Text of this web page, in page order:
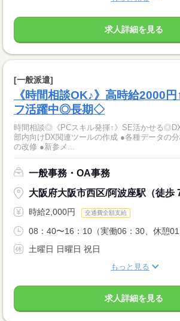
求人詳細を見る
[一般派遣]
《時間相談OK♪》高時給2000
フ活躍中◎長期◇
時間相談◎《PCスキル発揮↑》SE活かせる
部内向けDX関連ツールの作成 ●各種データの
の改修 ●新参メ...
一般事務・OA事務
大阪府大阪市西区/阿波座駅（徒歩 7
時給2,000円 交通費全額支給
08：40〜16：10（実働06：30、休憩01
土曜日 日曜日 祝日
もっと見る
求人詳細を見る